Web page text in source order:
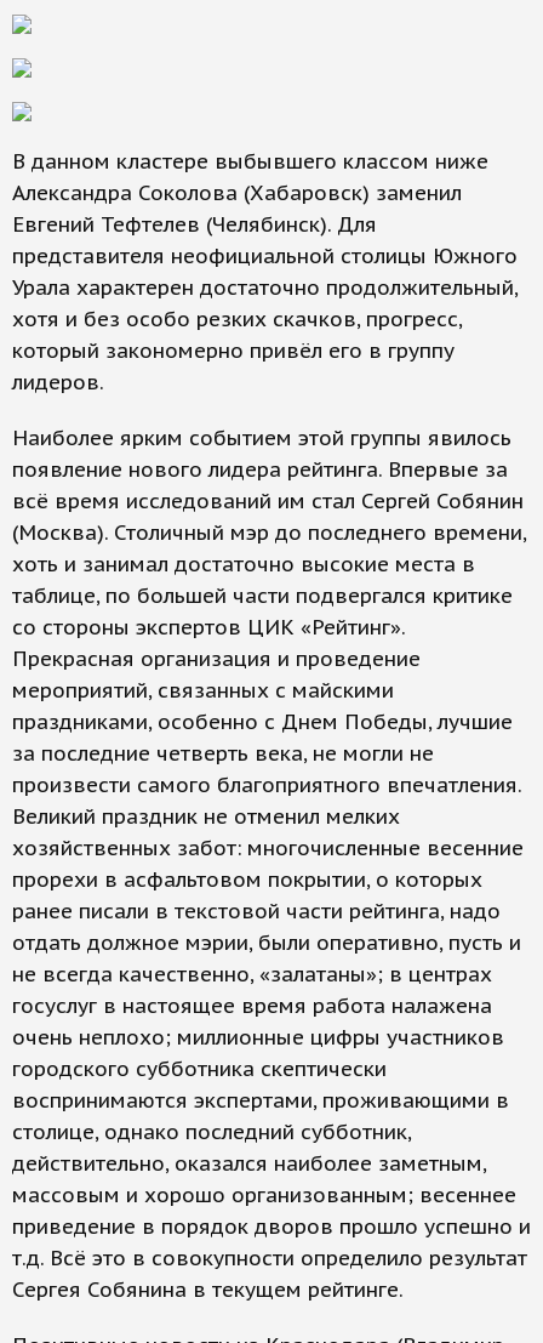
В данном кластере выбывшего классом ниже
Александра Соколова (Хабаровск) заменил
Евгений Тефтелев (Челябинск). Для
представителя неофициальной столицы Южного
Урала характерен достаточно продолжительный,
хотя и без особо резких скачков, прогресс,
который закономерно привёл его в группу
лидеров.
Наиболее ярким событием этой группы явилось
появление нового лидера рейтинга. Впервые за
всё время исследований им стал Сергей Собянин
(Москва). Столичный мэр до последнего времени,
хоть и занимал достаточно высокие места в
таблице, по большей части подвергался критике
со стороны экспертов ЦИК «Рейтинг».
Прекрасная организация и проведение
мероприятий, связанных с майскими
праздниками, особенно с Днем Победы, лучшие
за последние четверть века, не могли не
произвести самого благоприятного впечатления.
Великий праздник не отменил мелких
хозяйственных забот: многочисленные весенние
прорехи в асфальтовом покрытии, о которых
ранее писали в текстовой части рейтинга, надо
отдать должное мэрии, были оперативно, пусть и
не всегда качественно, «залатаны»; в центрах
госуслуг в настоящее время работа налажена
очень неплохо; миллионные цифры участников
городского субботника скептически
воспринимаются экспертами, проживающими в
столице, однако последний субботник,
действительно, оказался наиболее заметным,
массовым и хорошо организованным; весеннее
приведение в порядок дворов прошло успешно и
т.д. Всё это в совокупности определило результат
Сергея Собянина в текущем рейтинге.